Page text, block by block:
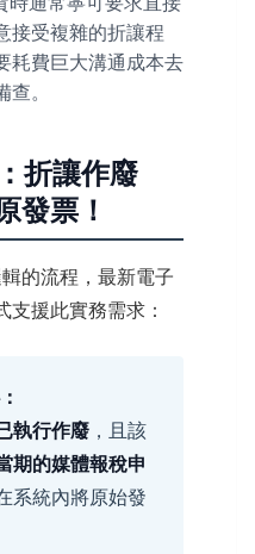
接受複雜的折讓程
耗費巨大溝通成本去
。
折讓作廢
發票！
的流程，最新電子
援此實務需求：
執行作廢 ，且該
期的媒體報稅申
系統內將原始發